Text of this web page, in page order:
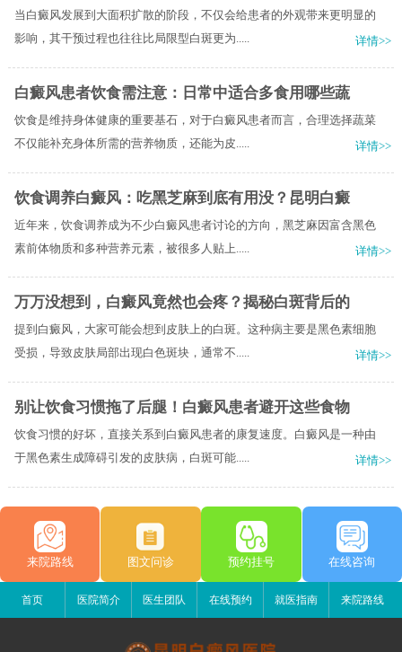
当白癜风发展到大面积扩散的阶段，不仅会给患者的外观带来更明显的
影响，其干预过程也往往比局限型白斑更为.....
详情>>
白癜风患者饮食需注意：日常中适合多食用哪些蔬
饮食是维持身体健康的重要基石，对于白癜风患者而言，合理选择蔬菜
不仅能补充身体所需的营养物质，还能为皮.....
详情>>
饮食调养白癜风：吃黑芝麻到底有用没？昆明白癜
近年来，饮食调养成为不少白癜风患者讨论的方向，黑芝麻因富含黑色
素前体物质和多种营养元素，被很多人贴上.....
详情>>
万万没想到，白癜风竟然也会疼？揭秘白斑背后的
提到白癜风，大家可能会想到皮肤上的白斑。这种病主要是黑色素细胞
受损，导致皮肤局部出现白色斑块，通常不.....
详情>>
别让饮食习惯拖了后腿！白癜风患者避开这些食物
饮食习惯的好坏，直接关系到白癜风患者的康复速度。白癜风是一种由
于黑色素生成障碍引发的皮肤病，白斑可能.....
详情>>
来院路线 图文问诊 预约挂号 在线咨询
首页 医院简介 医生团队 在线预约 就医指南 来院路线